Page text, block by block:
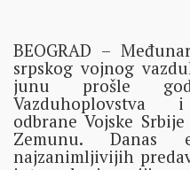
BEOGRAD –
srpskog vojnog
junu prošle
Vazduhoplovstva
odbrane Vojske
Zemunu. Danas
najzanimljivijih